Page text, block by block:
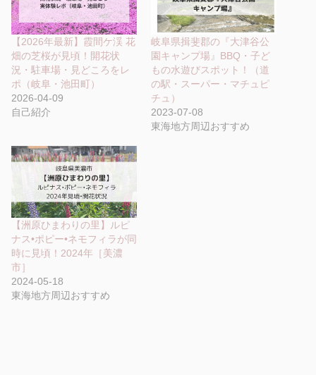
【2026年最新】霞間ケ渓 花
畑の芝桜が見頃！開花状
況・駐車場・見どころをレ
ポ（岐阜・池田町）
2026-04-09
自己紹介
岐阜県揖斐郡の『大津谷公
園キャンプ場』BBQ・子ど
もの水遊びスポット！（道
の駅・スーパー・マチュピ
チュ）
2023-07-08
東海地方周辺おすすめ
【洲原ひまわりの里】ルピ
ナス•ポピー•ネモフィラが同
時に見頃！2024年［美濃
市］
2024-05-18
東海地方周辺おすすめ